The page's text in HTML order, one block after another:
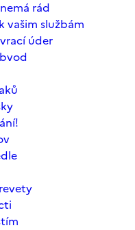
rád
vašim službám
úder